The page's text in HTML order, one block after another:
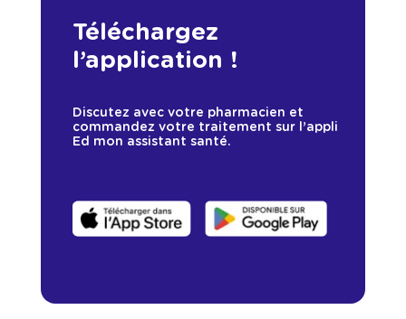
Téléchargez
l’application !
Discutez avec votre pharmacien et
commandez votre traitement sur l’appli
Ed mon assistant santé.